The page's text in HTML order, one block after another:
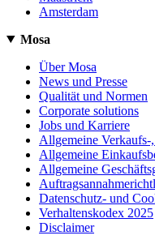
Amsterdam
Mosa
Über Mosa
News und Presse
Qualität und Normen
Corporate solutions
Jobs und Karriere
Allgemeine
Allgemeine
Allgemeine
Datenschutz- und
Verhaltenskodex 2025
Disclaimer